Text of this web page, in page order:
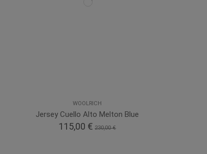
WOOLRICH
Jersey Cuello Alto Melton Blue
115,00 € 230,00 €